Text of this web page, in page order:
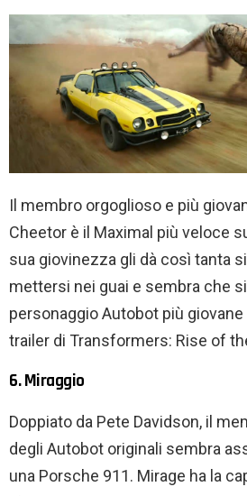
Il membro orgoglioso e più
Cheetor è il Maximal più veloce
sua giovinezza gli dà così tanta
mettersi nei guai e sembra che
personaggio Autobot più
trailer di Transformers: Rise of
6. Miraggio
Doppiato da Pete Davidson, il
degli Autobot originali sembra
una Porsche 911. Mirage ha la